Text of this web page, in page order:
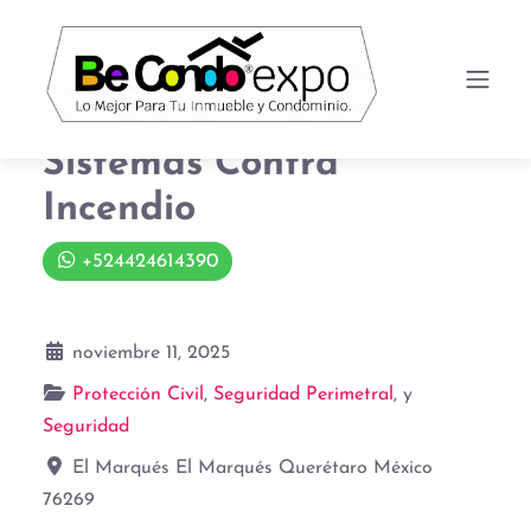
Sistemas Contra
Incendio
+524424614390
noviembre 11, 2025
Protección Civil , Seguridad Perimetral , y
Seguridad
El Marqués El Marqués Querétaro México
76269